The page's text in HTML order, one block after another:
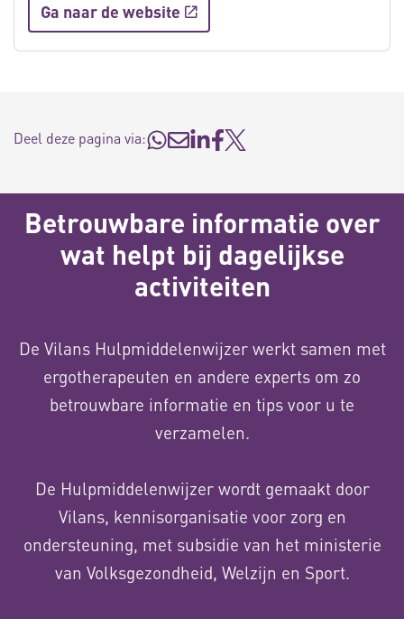
Ga naar de website
Deel deze pagina via:
Betrouwbare informatie over
wat helpt bij dagelijkse
activiteiten
De Vilans Hulpmiddelenwijzer werkt samen met
ergotherapeuten en andere experts om zo
betrouwbare informatie en tips voor u te
verzamelen.
De Hulpmiddelenwijzer wordt gemaakt door
Vilans, kennisorganisatie voor zorg en
ondersteuning, met subsidie van het ministerie
van Volksgezondheid, Welzijn en Sport.